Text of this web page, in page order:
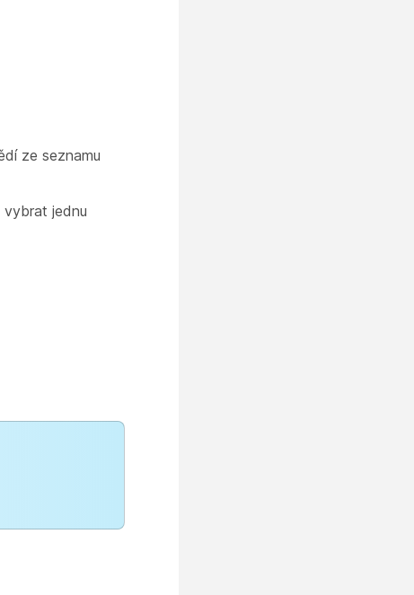
ze seznamu
jednu